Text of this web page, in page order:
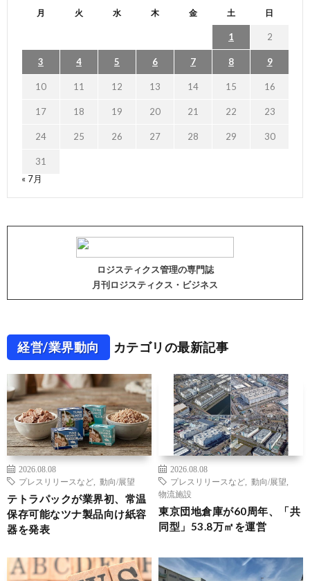
月 火 水 木 金 土 日
1 2
3 4 5 6 7 8 9
10 11 12 13 14 15 16
17 18 19 20 21 22 23
24 25 26 27 28 29 30
31
« 7月
ロジスティクス管理の専門誌
月刊ロジスティクス・ビジネス
経営/業界動向 カテゴリの最新記事
2026.08.08
プレスリリースなど
動向/展望
テトラパックが業界初、常温
保存可能なツナ製品向け紙容
器を発表
2026.08.08
プレスリリースなど
動向/展望
物流施設
東京団地倉庫が60周年、「共
同型」53.8万㎡を運営